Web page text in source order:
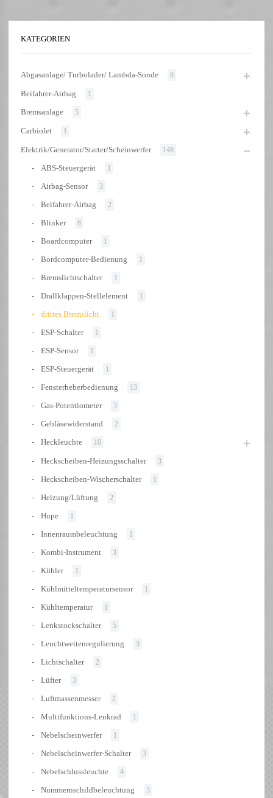
KATEGORIEN
Abgasanlage/ Turbolader/ Lambda-Sonde 8
Beifahrer-Airbag 1
Bremsanlage 5
Carbiolet 1
Elektrik/Generator/Starter/Scheinwerfer 148
ABS-Steuergerät 1
Airbag-Sensor 3
Beifahrer-Airbag 2
Blinker 8
Boardcomputer 1
Bordcomputer-Bedienung 1
Bremslichtschalter 1
Drallklappen-Stellelement 1
drittes Bremslicht 1
ESP-Schalter 1
ESP-Sensor 1
ESP-Steuergerät 1
Fensterheberbedienung 13
Gas-Potentiometer 3
Gebläsewiderstand 2
Heckleuchte 10
Heckscheiben-Heizungsschalter 3
Heckscheiben-Wischerschalter 1
Heizung/Lüftung 2
Hupe 1
Innenraumbeleuchtung 1
Kombi-Instrument 3
Kühler 1
Kühlmitteltemperatursensor 1
Kühltemperatur 1
Lenkstockschalter 5
Leuchtweitenregulierung 3
Lichtschalter 2
Lüfter 3
Luftmassenmesser 2
Multifunktions-Lenkrad 1
Nebelscheinwerfer 1
Nebelscheinwerfer-Schalter 3
Nebelschlussleuchte 4
Nummernschildbeleuchtung 3